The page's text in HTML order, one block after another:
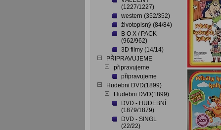
(1227/1227)
western (352/352)
životopisný (84/84)
B O X / PACK
(962/962)
3D filmy (14/14)
PŘIPRAVUJEME
připravujeme
připravujeme
Hudebni DVD(1899)
Hudebni DVD(1899)
DVD - HUDEBNÍ
(1879/1879)
DVD - SINGL
(22/22)